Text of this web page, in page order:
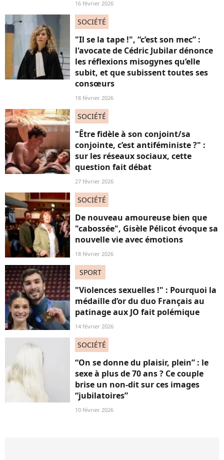
16 février 2026
SOCIÉTÉ
"Il se la tape !", “c’est son mec” :
l'avocate de Cédric Jubilar dénonce
les réflexions misogynes qu’elle
subit, et que subissent toutes ses
consœurs
18 février 2026
SOCIÉTÉ
"Être fidèle à son conjoint/sa
conjointe, c’est antiféministe ?" :
sur les réseaux sociaux, cette
question fait débat
27 février 2026
SOCIÉTÉ
De nouveau amoureuse bien que
"cabossée", Gisèle Pélicot évoque sa
nouvelle vie avec émotions
18 février 2026
SPORT
"Violences sexuelles !" : Pourquoi la
médaille d’or du duo Français au
patinage aux JO fait polémique
14 février 2026
SOCIÉTÉ
“On se donne du plaisir, plein” : le
sexe à plus de 70 ans ? Ce couple
brise un non-dit sur ces images
“jubilatoires”
10 février 2026